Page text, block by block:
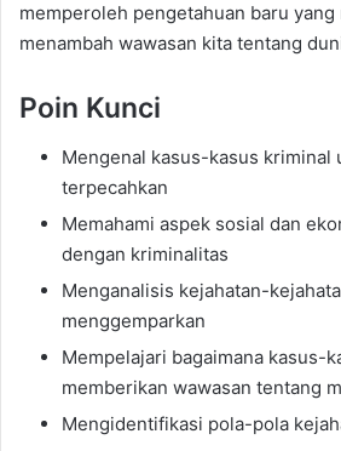
memperoleh pengetahuan baru yang
menambah wawasan kita tentang
Poin Kunci
Mengenal kasus-kasus kriminal
terpecahkan
Memahami aspek sosial dan
dengan kriminalitas
Menganalisis kejahatan-
menggemparkan
Mempelajari bagaimana kasus-
memberikan wawasan tentang
Mengidentifikasi pola-pola